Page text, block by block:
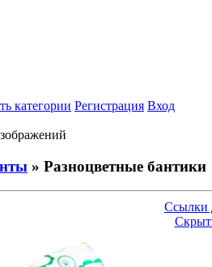
категории Регистрация Вход
» Разноцветные бантики
Ссылки